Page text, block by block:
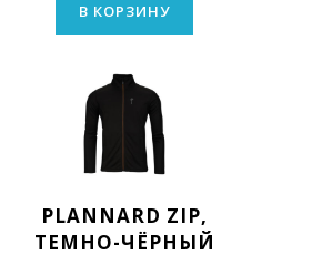
В КОРЗИНУ
PLANNARD ZIP,
ТЕМНО-ЧЁРНЫЙ